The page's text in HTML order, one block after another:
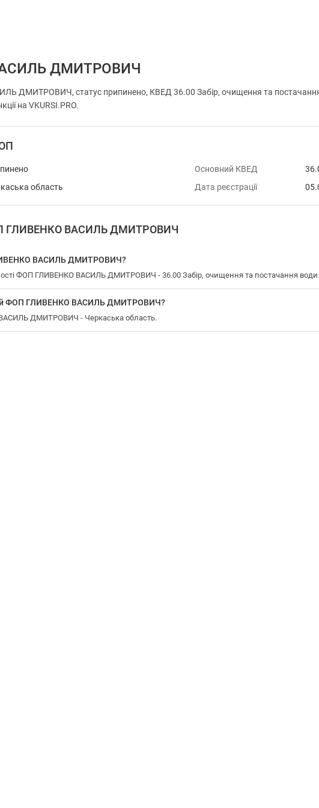
ДМИТРОВИЧ
ДМИТРОВИЧ, статус припинено, КВЕД 36.00 Забір, очищення та постачання
на VKURSI.PRO.
Основний КВЕД
область Дата реєстрації
ГЛИВЕНКО ВАСИЛЬ ДМИТРОВИЧ
ВАСИЛЬ ДМИТРОВИЧ?
ФОП ГЛИВЕНКО ВАСИЛЬ ДМИТРОВИЧ - 36.00 Забір, очищення та постачання води.
ФОП ГЛИВЕНКО ВАСИЛЬ ДМИТРОВИЧ?
ВАСИЛЬ ДМИТРОВИЧ - Черкаська область.